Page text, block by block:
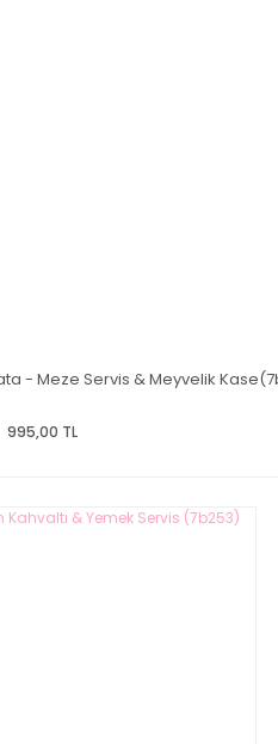
- Meze Servis & Meyvelik
995,00 TL